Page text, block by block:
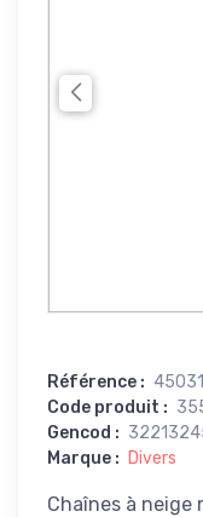
Référence :
Code produit :
Gencod :
Marque : Divers
Chaînes à neige